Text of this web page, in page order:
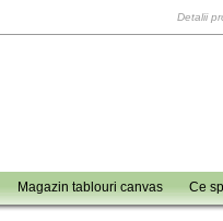
Detalii
Magazin tablouri canvas Ce